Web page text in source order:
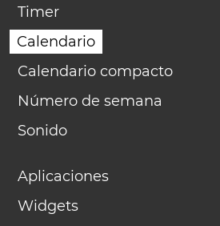
Timer
Calendario
Calendario compacto
Número de semana
Sonido
Aplicaciones
Widgets